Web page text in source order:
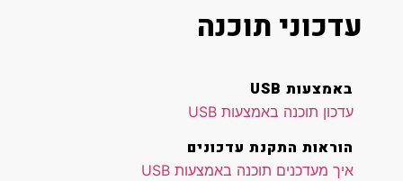
עדכוני תוכנה
באמצעות USB
עדכון תוכנה באמצעות USB
הוראות התקנת עדכונים
איך מעדכנים תוכנה באמצעות USB